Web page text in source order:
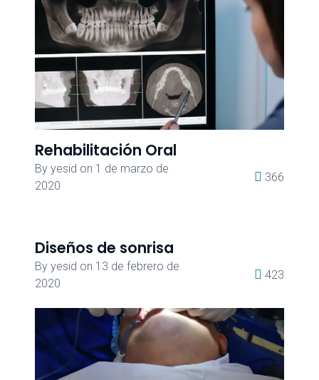
Rehabilitación Oral
By yesid on 1 de marzo de
2020
366
Diseños de sonrisa
By yesid on 13 de febrero de
2020
423